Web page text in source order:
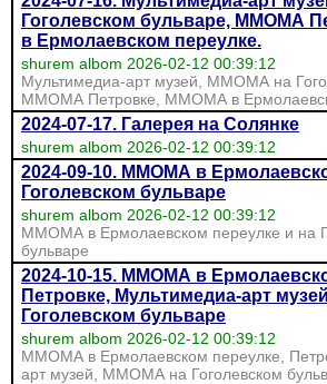
Гоголевском бульваре, ММОМА
в Ермолаевском переулке.
shurem albom 2026-02-12 00:39:12
Мультимедиа-арт музей, ММОМА на
ММОМА Петровке, ММОМА в
2024-07-17. Галерея на Солянке
shurem albom 2026-02-12 00:39:12
2024-09-10. ММОМА в
Гоголевском бульваре
shurem albom 2026-02-12 00:39:12
ММОМА в Ермолаевском переулке и на
бульваре
2024-10-15. ММОМА в
Петровке, Мультимедиа-арт
Гоголевском бульваре
shurem albom 2026-02-12 00:39:12
ММОМА в Ермолаевском переулке,
арт музей, ММОМА на Гоголевском